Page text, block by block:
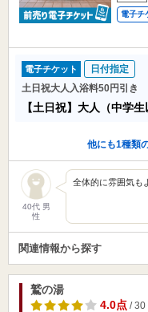
電子チ
電子チケット
日付指定
土日祝大人入浴料50円引き
【土日祝】大人（中学生
他にも1種類
40代 男
性
全体的に雰囲気も
関連情報から探す
鷲の湯
4.0点/ 30